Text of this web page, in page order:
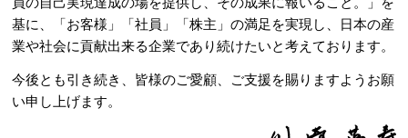
基に、「お客様」「社員」「株主」の満足を実現し、日本の産
業や社会に貢献出来る企業であり続けたいと考えております。
今後とも引き続き、皆様のご愛顧、ご支援を賜りますようお願
い申し上げます。